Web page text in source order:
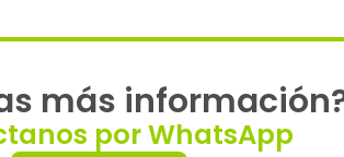
más
por WhatsApp